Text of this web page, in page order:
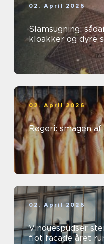
02. April 2026
Slamsugning:
kloakker og dyre
02. April 2026
Røgeri: smagen
02. April 2026
Vinduespudser stenløse klar
flot facade året